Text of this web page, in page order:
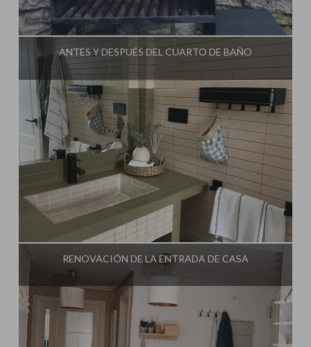
Influencer:Mimo de Mami
ANTES Y DESPUÉS DEL CUARTO DE BAÑO
Influencer: Mimo de Mami
RENOVACIÓN DE LA ENTRADA DE CASA